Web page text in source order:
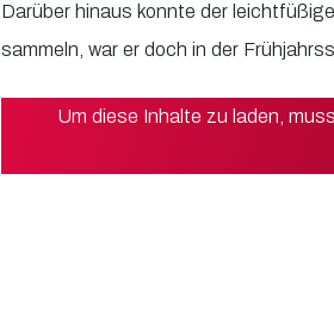
Darüber hinaus konnte der
sammeln, war er doch in der
Um diese Inhalte zu laden,